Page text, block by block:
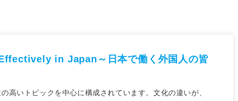
in Japan～日本で働く外国人の皆
高いトピックを中心に構成されています。文化の違いが、